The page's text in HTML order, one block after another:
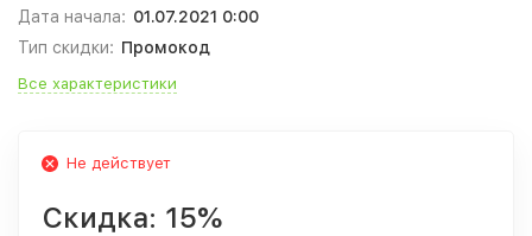
Дата начала: 01.07.2021 0:00
Тип скидки: Промокод
Все характеристики
Не действует
Скидка: 15%